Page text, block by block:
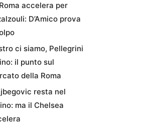
accelera per
D’Amico prova
ci siamo, Pellegrini
il punto sul
della Roma
resta nel
ma il Chelsea